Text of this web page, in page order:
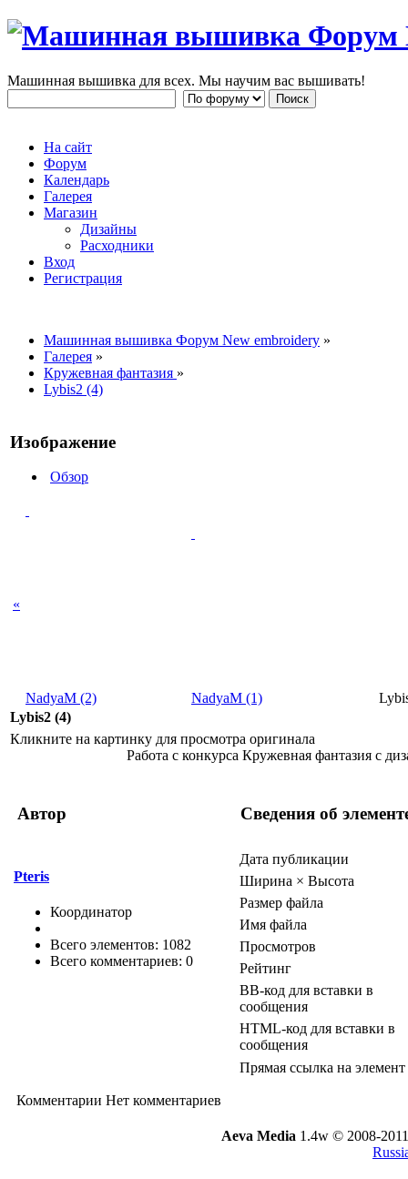
Машинная вышивка для всех. Мы научим вас вышивать!
На сайт
Форум
Календарь
Галерея
Магазин
Дизайны
Расходники
Вход
Регистрация
Машинная вышивка Форум New embroidery »
Галерея »
Кружевная фантазия »
Lybis2 (4)
Изображение
Обзор
«
NadyaM (2) NadyaM (1)
Lybis2 (4)
Кликните на картинку для просмотра оригинала
Работа с конкурса Кружевная фантазия с
Автор Сведения об
Pteris
Координатор
Всего элементов: 1082
Всего комментариев: 0
Дата публикации
Ширина × Высота
Размер файла
Имя файла
Просмотров
Рейтинг
BB-код для вставки в
сообщения
HTML-код для вставки в
сообщения
Прямая ссылка на элемент
Комментарии Нет комментариев
Aeva Media 1.4w © 2008-